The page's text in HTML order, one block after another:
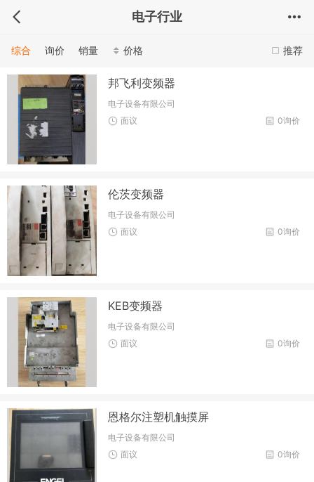
电子行业
推荐
综合 询价 销量 价格
邦飞利变频器
电子设备有限公司
0询价
面议
伦茨变频器
电子设备有限公司
0询价
面议
KEB变频器
电子设备有限公司
0询价
面议
恩格尔注塑机触摸屏
电子设备有限公司
0询价
面议